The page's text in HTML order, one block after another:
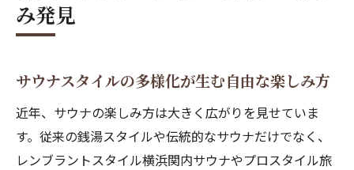
サウナ服装のポイントと快適な選び方
サウナ服装女性・メンズ別おすすめ法
おしゃれなサウナ着で楽しむコツ
サウナ服着たまま過ごす際の注意点
自分らしいサウナ時間を作るコツとは
み発見
サウナスタイルの多様化が生む自由な楽しみ方
近年、サウナの楽しみ方は大きく広がりを見せていま
す。従来の銭湯スタイルや伝統的なサウナだけでなく、
レンブラントスタイル横浜関内サウナやプロスタイル旅